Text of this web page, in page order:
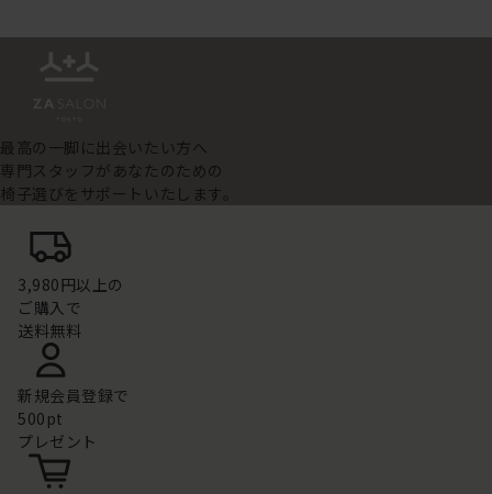
最高の一脚に出会いたい方へ
専門スタッフがあなたのための
椅子選びをサポートいたします。
3,980円以上の
ご購入で
送料無料
新規会員登録で
500pt
プレゼント